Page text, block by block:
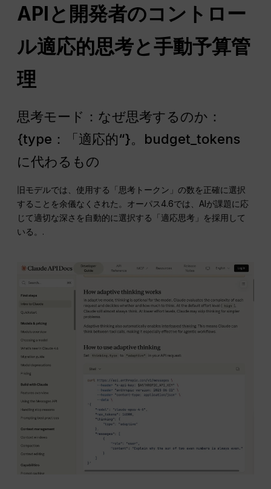
APIと開発者のコントロー
ル適応的思考と手動予算管
理
思考モード：なぜ思考するのか：
{type：「適応的“}。budget_tokens
に代わるもの
旧モデルでは、使用する「思考トークン」の数を正確に選択
することを余儀なくされた。オーパス4.6では、AIが課題に応
じて適切な深さを自動的に選択する「適応思考」を採用して
いる。.